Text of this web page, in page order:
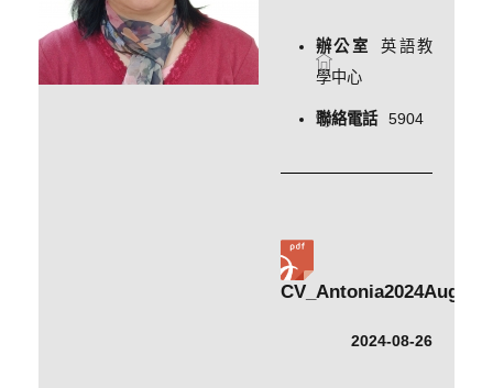
辦公室
英語教
學中心
聯絡電話 5904
2024-08-26